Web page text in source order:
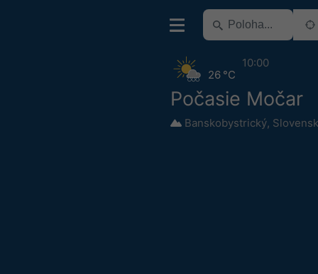
Počasie Močar
Banskobystrický,
26 °C
10:00